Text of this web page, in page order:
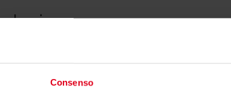
Consenso